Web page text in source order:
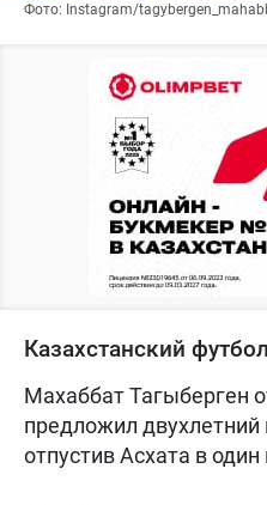
Фото: Instagram/
Казахстанский футбол
Махаббат Тагыберген
предложил двухлетний
отпустив Асхата в